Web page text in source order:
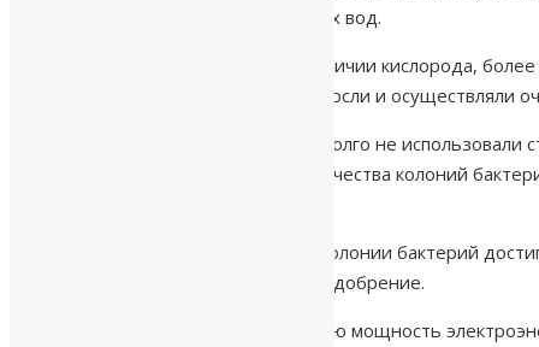
органические соединения сточных вод.
Эти бактерии существуют при наличии кислорода,
максимально распространялись, росли и осуществляли
Необходимо понимать, если Вы долго не использовали
размножения до требуемого количества колоний
При постоянном использовании колонии бактерий
воздухе, Вы получите отличное удобрение.
Станция требует кратковременную мощность